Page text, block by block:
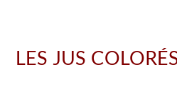
LES JUS